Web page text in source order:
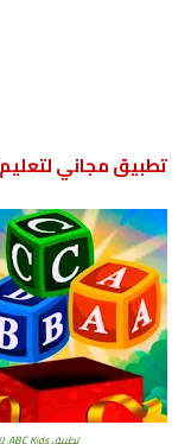
تطبيق مجاني لتعليم
تطبيق ABC Kids لتعليم الاطفال اللغة الانكليزية